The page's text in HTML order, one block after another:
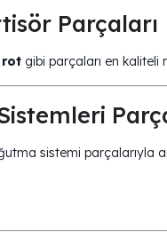
Parçaları
rot gibi parçaları en
sistemi parçalarıyla